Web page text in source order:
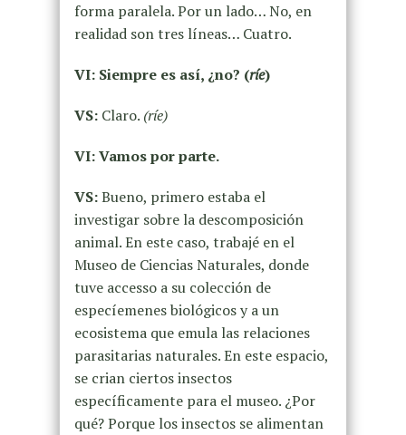
forma paralela. Por un lado… No, en
realidad son tres líneas… Cuatro.
VI: Siempre es así, ¿no? (ríe)
VS: Claro. (ríe)
VI: Vamos por parte.
VS:Bueno, primero estaba el
investigar sobre la descomposición
animal. En este caso, trabajé en el
Museo de Ciencias Naturales, donde
tuve accesso a su colección de
especíemenes biológicos y a un
ecosistema que emula las relaciones
parasitarias naturales. En este espacio,
se crian ciertos insectos
específicamente para el museo. ¿Por
qué? Porque los insectos se alimentan